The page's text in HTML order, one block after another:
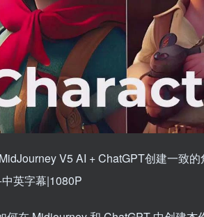
V5 AI + ChatGPT创建一致
英字幕|1080P